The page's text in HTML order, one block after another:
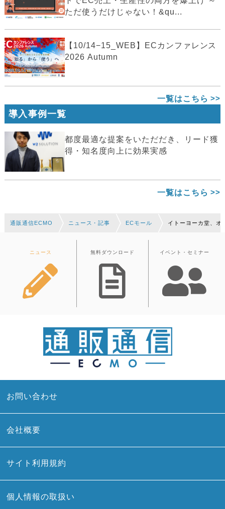
ただ使うだけじゃない！&qu...
【10/14−15_WEB】ECカンファレンス
2026 Autumn
一覧はこちら
導入事例一覧
都度最適な提案をいただだき、リード獲
得・知名度向上に効果実感
一覧はこちら
通販通信ECMO ニュース・記事 ECモール イトーヨーカ堂、オ
ニュース 無料ダウンロード イベント・セミナー
お問い合わせ
会社概要
サイト利用規約
個人情報の取扱い